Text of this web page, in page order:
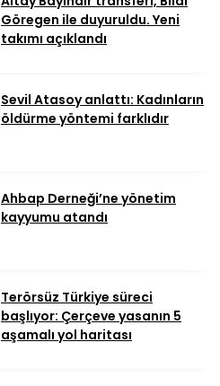
Göregen ile duyuruldu. Yeni
takımı açıklandı
Sevil Atasoy anlattı: Kadınların
öldürme yöntemi farklıdır
Ahbap Derneği’ne yönetim
kayyumu atandı
Terörsüz Türkiye süreci
başlıyor: Çerçeve yasanın 5
aşamalı yol haritası